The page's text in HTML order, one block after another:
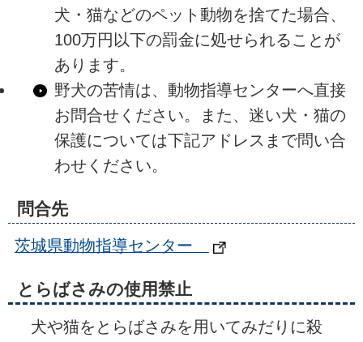
犬・猫などのペット動物を捨てた場合、
100万円以下の罰金に処せられることが
あります。
野犬の苦情は、動物指導センターへ直接
お問合せください。また、迷い犬・猫の
保護については下記アドレスまで問い合
わせください。
問合先
茨城県動物指導センター
とらばさみの使用禁止
犬や猫をとらばさみを用いてみだりに殺